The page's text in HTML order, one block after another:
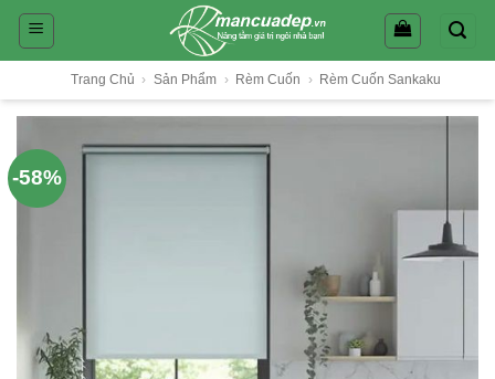
Skip
Trang Chủ › Sản Phẩm › Rèm Cuốn › Rèm Cuốn Sankaku
-58%